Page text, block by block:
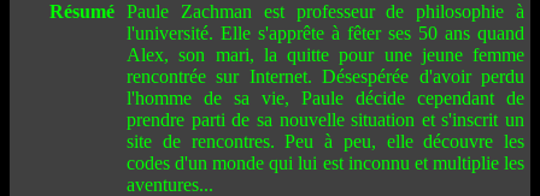
Résumé Paule Zachman est professeur de philosophie à
l'université. Elle s'apprête à fêter ses 50 ans quand
Alex, son mari, la quitte pour une jeune femme
rencontrée sur Internet. Désespérée d'avoir perdu
l'homme de sa vie, Paule décide cependant de
prendre parti de sa nouvelle situation et s'inscrit un
site de rencontres. Peu à peu, elle découvre les
codes d'un monde qui lui est inconnu et multiplie les
aventures...